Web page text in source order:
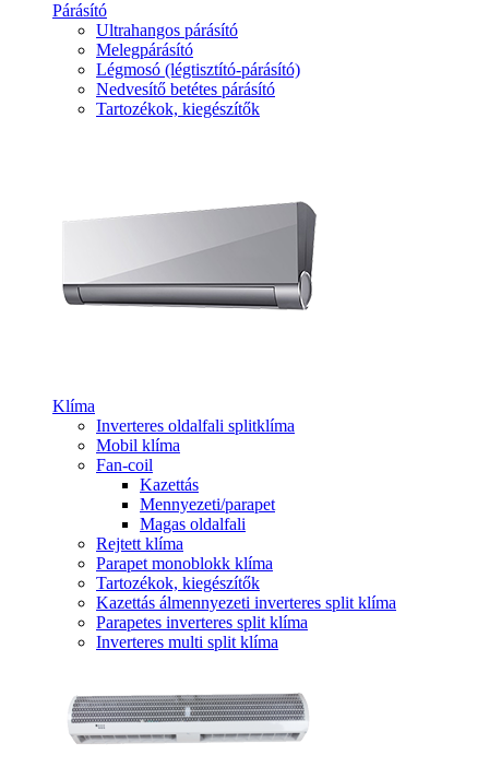
Párásító
Ultrahangos párásító
Melegpárásító
Légmosó (légtisztító-párásító)
Nedvesítő betétes párásító
Tartozékok, kiegészítők
Klíma
Inverteres oldalfali splitklíma
Mobil klíma
Fan-coil
Kazettás
Mennyezeti/parapet
Magas oldalfali
Rejtett klíma
Parapet monoblokk klíma
Tartozékok, kiegészítők
Kazettás álmennyezeti inverteres split klíma
Parapetes inverteres split klíma
Inverteres multi split klíma